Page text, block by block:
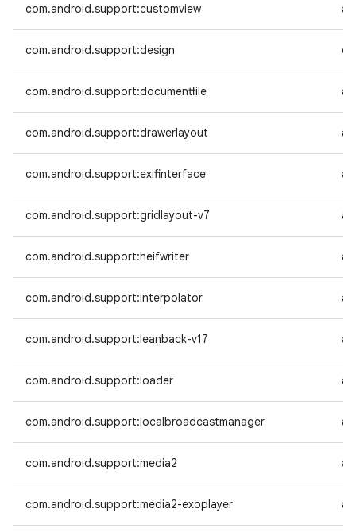
com.android.support:customview
com.android.support:design
com.android.support:documentfile
com.android.support:drawerlayout
com.android.support:exifinterface
com.android.support:gridlayout-v7
com.android.support:heifwriter
com.android.support:interpolator
com.android.support:leanback-v17
com.android.support:loader
com.android.support:localbroadcastmanager
com.android.support:media2
com.android.support:media2-exoplayer